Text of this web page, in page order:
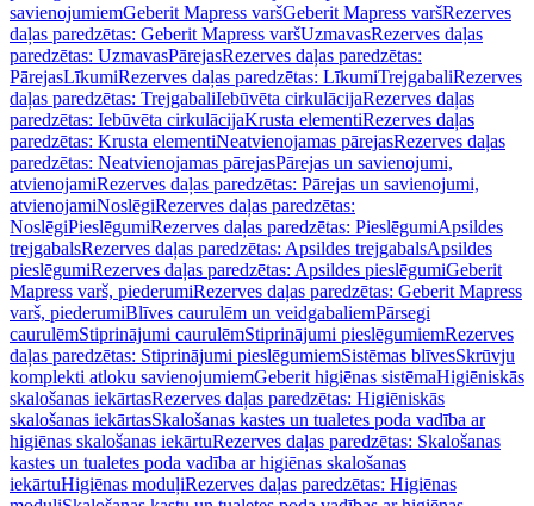
savienojumiemGeberit Mapress varšGeberit Mapress varšRezerves
daļas paredzētas: Geberit Mapress varšUzmavasRezerves daļas
paredzētas: UzmavasPārejasRezerves daļas paredzētas:
PārejasLīkumiRezerves daļas paredzētas: LīkumiTrejgabaliRezerves
daļas paredzētas: TrejgabaliIebūvēta cirkulācijaRezerves daļas
paredzētas: Iebūvēta cirkulācijaKrusta elementiRezerves daļas
paredzētas: Krusta elementiNeatvienojamas pārejasRezerves daļas
paredzētas: Neatvienojamas pārejasPārejas un savienojumi,
atvienojamiRezerves daļas paredzētas: Pārejas un savienojumi,
atvienojamiNoslēgiRezerves daļas paredzētas:
NoslēgiPieslēgumiRezerves daļas paredzētas: PieslēgumiApsildes
trejgabalsRezerves daļas paredzētas: Apsildes trejgabalsApsildes
pieslēgumiRezerves daļas paredzētas: Apsildes pieslēgumiGeberit
Mapress varš, piederumiRezerves daļas paredzētas: Geberit Mapress
varš, piederumiBlīves caurulēm un veidgabaliemPārsegi
caurulēmStiprinājumi caurulēmStiprinājumi pieslēgumiemRezerves
daļas paredzētas: Stiprinājumi pieslēgumiemSistēmas blīvesSkrūvju
komplekti atloku savienojumiemGeberit higiēnas sistēmaHigiēniskās
skalošanas iekārtasRezerves daļas paredzētas: Higiēniskās
skalošanas iekārtasSkalošanas kastes un tualetes poda vadība ar
higiēnas skalošanas iekārtuRezerves daļas paredzētas: Skalošanas
kastes un tualetes poda vadība ar higiēnas skalošanas
iekārtuHigiēnas moduļiRezerves daļas paredzētas: Higiēnas